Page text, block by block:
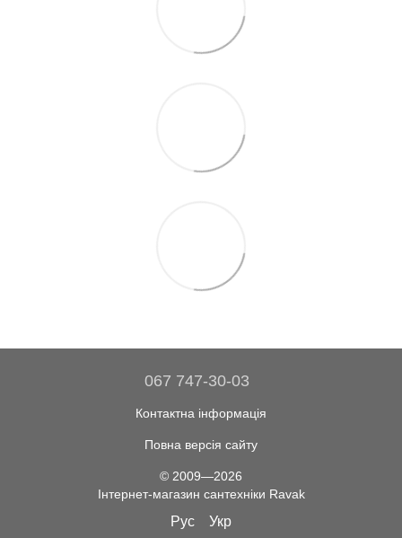
067 747-30-03
Контактна інформація
Повна версія сайту
© 2009—2026
Інтернет-магазин сантехніки Ravak
Рус Укр